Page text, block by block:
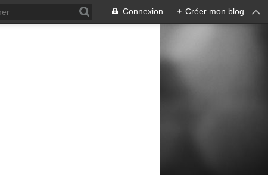
Connexion + Créer mon blog